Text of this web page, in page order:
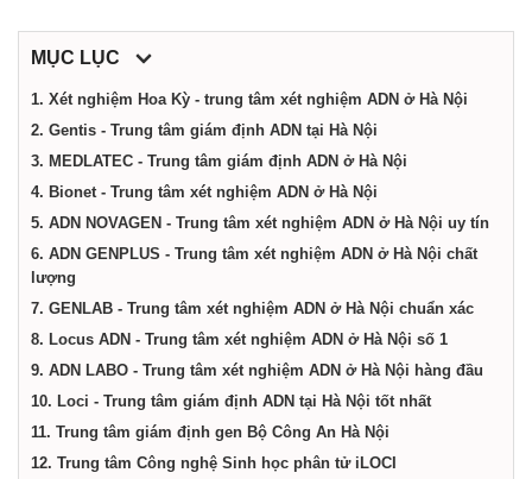
dịch
vụ
tại
Hà
Nội
MỤC LỤC
1. Xét nghiệm Hoa Kỳ - trung tâm xét nghiệm ADN ở Hà Nội
2. Gentis - Trung tâm giám định ADN tại Hà Nội
3. MEDLATEC - Trung tâm giám định ADN ở Hà Nội
4. Bionet - Trung tâm xét nghiệm ADN ở Hà Nội
5. ADN NOVAGEN - Trung tâm xét nghiệm ADN ở Hà Nội uy tín
6. ADN GENPLUS - Trung tâm xét nghiệm ADN ở Hà Nội chất
lượng
7. GENLAB - Trung tâm xét nghiệm ADN ở Hà Nội chuẩn xác
8. Locus ADN - Trung tâm xét nghiệm ADN ở Hà Nội số 1
9. ADN LABO - Trung tâm xét nghiệm ADN ở Hà Nội hàng đầu
10. Loci - Trung tâm giám định ADN tại Hà Nội tốt nhất
11. Trung tâm giám định gen Bộ Công An Hà Nội
12. Trung tâm Công nghệ Sinh học phân tử iLOCI